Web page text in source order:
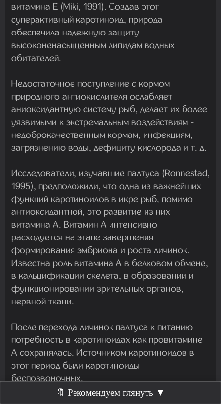
витамина Е (Miki, 1991). Создав этот
суперактивный каротиноид, природа
обеспечила надежную защиту
высоконенасыщенным липидам водных
обитателей.
Недостаточное поступление с кормом
природного антиокислителя ослабляет
аниоксидантную систему рыб, делает их более
уязвимыми к экстремальным воздействиям -
недоброкачественным кормам, инфекциям,
загрязнению воды, дефициту кислорода и т. д.
Исследователи, изучавшие палтуса (Ronnestad,
1995), предположили, что одна из важнейших
функций каротиноидов в икре рыб, помимо
антиоксидантной, это развитие из них
витамина А. Витамин А интенсивно
расходуется на этапе завершения
формирования эмбриона и роста личинок.
Известна роль витамина А в белковом обмене,
в кальцификации скелета, в образовании и
функционировании зрительных органов,
нервной ткани.
После перехода личинок палтуса к питанию
потребность в каротиноидах как провитамине
А сохранялась. Источником каротиноидов в
этот период были каротиноиды
беспозвоночных.
🔖 Рекомендуем глянуть ▼